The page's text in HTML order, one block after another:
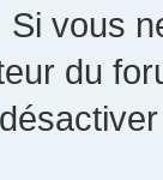
vous
du